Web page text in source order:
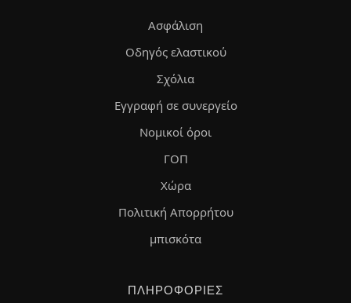
Ασφάλιση
Οδηγός ελαστικού
Σχόλια
Εγγραφή σε συνεργείο
Νομικοί όροι
ΓΟΠ
Χώρα
Πολιτική Απορρήτου
μπισκότα
ΠΛΗΡΟΦΟΡΊΕΣ